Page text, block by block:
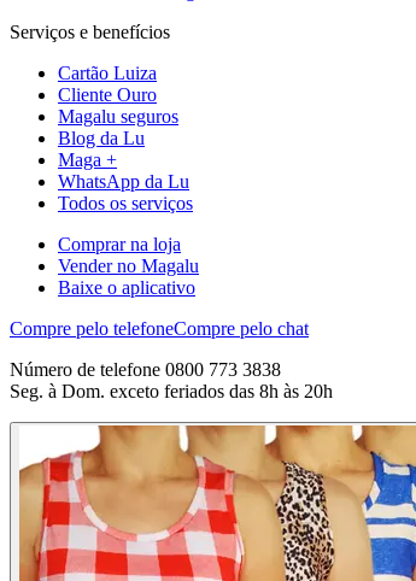
Serviços e benefícios
Cartão Luiza
Cliente Ouro
Magalu seguros
Blog da Lu
Maga +
WhatsApp da Lu
Todos os serviços
Comprar na loja
Vender no Magalu
Baixe o aplicativo
Compre pelo telefoneCompre pelo chat
Número de telefone 0800 773 3838
Seg. à Dom. exceto feriados das 8h às 20h